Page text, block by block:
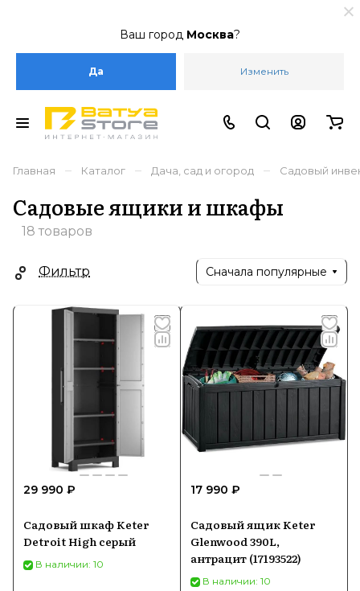
Ваш город Москва?
Да Изменить
Главная – Каталог – Дача, сад и огород – Садовый
Садовые ящики и шкафы
18 товаров
Фильтр Сначала популярные
29 990 ₽
Садовый шкаф Keter
Detroit High серый
В наличии: 10
17 990 ₽
Садовый ящик Keter
Glenwood 390L,
антрацит (17193522)
В наличии: 10